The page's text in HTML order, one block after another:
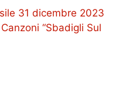
31 dicembre 2023
“Sbadigli Sul